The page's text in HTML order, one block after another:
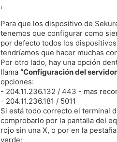
¡
Para que los dispositivo de
tenemos que configurar como
por defecto todos los
tendríamos que hacer muchas
Por otro lado, hay una opción
llama “Configuración del
opciones:
- 204.11.236.132 / 443 - mas
- 204.11.236.181 / 5011
Si está todo correcto el terminal
comprobarlo por la pantalla del
rojo sin una X, o por en la pestaña
verde: